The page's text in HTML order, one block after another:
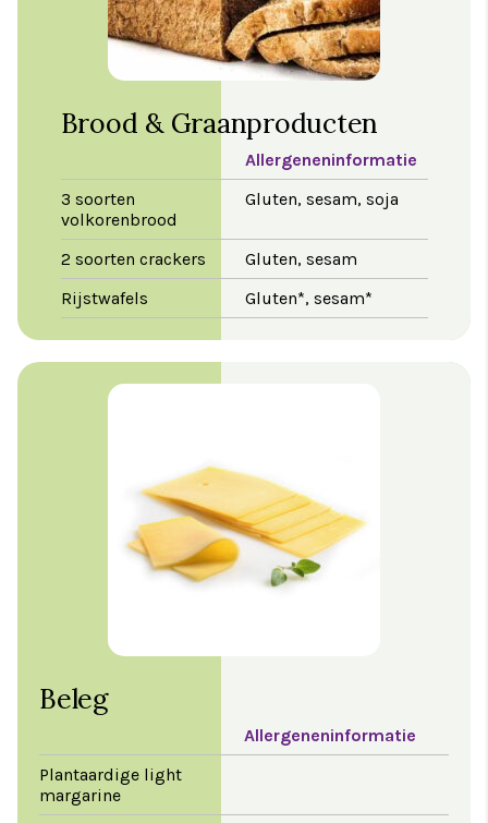
Brood & Graanproducten
Allergeneninformatie
3 soorten
volkorenbrood
Gluten, sesam, soja
2 soorten crackers
Gluten, sesam
Rijstwafels
Gluten*, sesam*
Beleg
Allergeneninformatie
Plantaardige light
margarine